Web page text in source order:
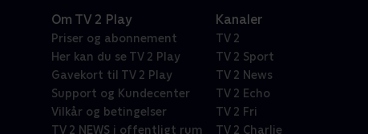
Om TV 2 Play
Priser og abonnement
Her kan du se TV 2 Play
Gavekort til TV 2 Play
Support og Kundecenter
Vilkår og betingelser
TV 2 NEWS i offentligt rum
Kanaler
TV 2
TV 2 Sport
TV 2 News
TV 2 Echo
TV 2 Fri
TV 2 Charlie